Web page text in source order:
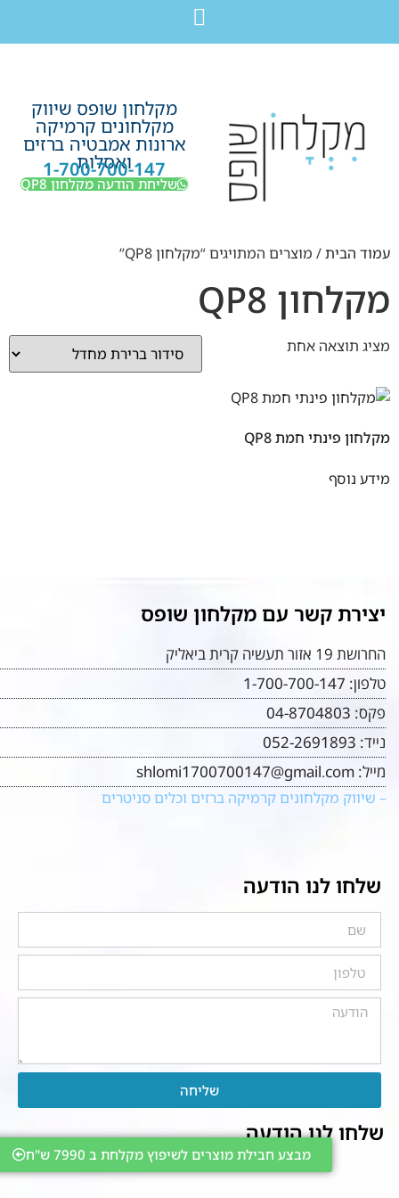
מבצע חבילת מוצרים לשיפוץ מקלחת ב 7990 ש"ח
מקלחון שופס שיווק
מקלחונים קרמיקה
ארונות אמבטיה ברזים
ואסלות
1-700-700-147
שליחת הודעה מקלחון QP8
עמוד הבית/ מוצרים המתויגים “מקלחון QP8”
מקלחון QP8
מציג תוצאה אחת
מקלחון פינתי חמת QP8
מידע נוסף
יצירת קשר עם מקלחון שופס
החרושת 19 אזור תעשיה קרית ביאליק
טלפון: 1-700-700-147
פקס: 04-8704803
נייד: 052-2691893
מייל: shlomi1700700147@gmail.com
– שיווק מקלחונים קרמיקה ברזים וכלים סניטרים
שלחו לנו הודעה
שליחה
שלחו לנו הודעה